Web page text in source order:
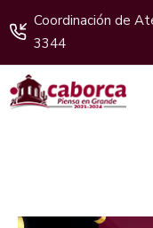
Coordinación de
3344
Inicio